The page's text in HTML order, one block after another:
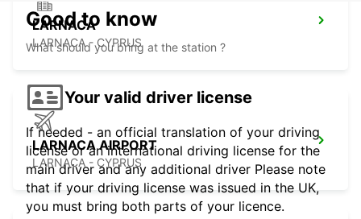
LARNACA
LARNACA - CYPRUS
LARNACA AIRPORT
LARNACA - CYPRUS
Good to know
What should you bring at the station ?
Your valid driver license
If needed - an official translation of your driving
license or an international driving license for the
main driver and any additional driver Please note
that if your driving license was issued in the UK,
you must bring both parts of your licence.